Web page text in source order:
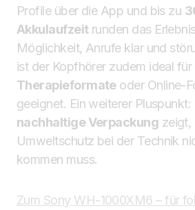
Profile über die App und bis zu
Akkulaufzeitrunden das
Möglichkeit, Anrufe klar und
ist der Kopfhörer zudem ideal für
Therapieformateoder Online-
geeignet. Ein weiterer
nachhaltige Verpackung zeigt,
Umweltschutz bei der Technik
kommen muss.
Zum Sony WH-1000XM6 – für